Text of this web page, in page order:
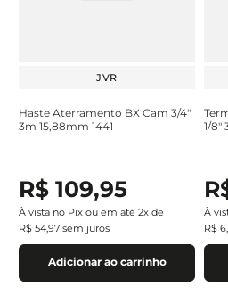
JVR
Haste Aterramento BX Cam 3/4"
3m 15,88mm 1441
R$ 109,95
À vista no Pix ou em até 2x de
R$ 5497 sem juros
Adicionar ao carrinho
1/8"
À
R$ 6